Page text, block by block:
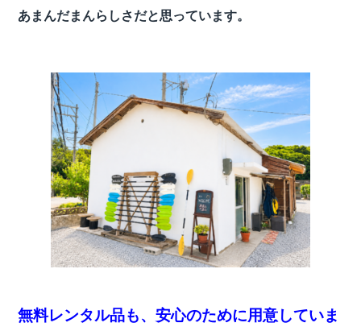
あまんだまんらしさだと思っています。
無料レンタル品も、安心のために用意していま